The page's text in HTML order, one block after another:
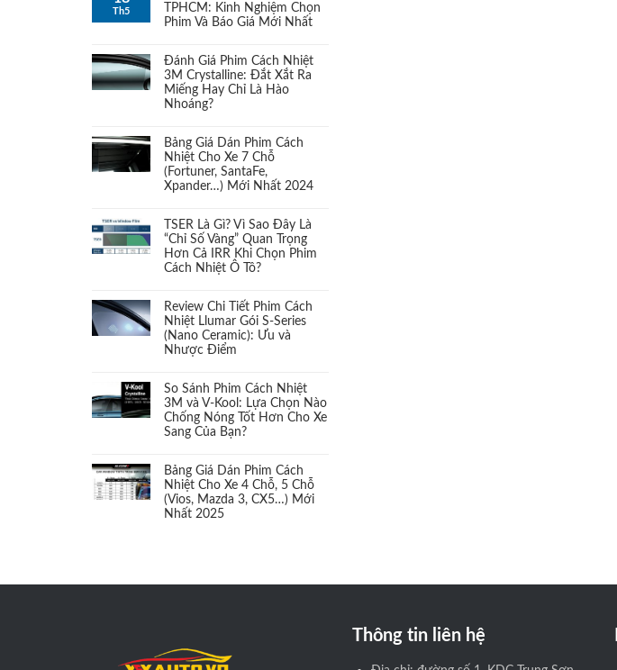
Bơm (1)
Bóng đèn LED (1)
Bóng đèn Xeon
Broquet In-Line Top Fueller UK
Các gói độ đèn (1)
Các thiết bị khác (1)
Cảm biến áp suất Lốp (1)
Cảm biến chân ga
Camera 360 (1)
Camera cặp lề
Camera hành trình (2)
Càng chữ A
Th5
TPHCM: Kinh Nghiệm Chọn
Phim Và Báo Giá Mới Nhất
Đánh Giá Phim Cách Nhiệt
3M Crystalline: Đắt Xắt Ra
Miếng Hay Chỉ Là Hào
Nhoáng?
Bảng Giá Dán Phim Cách
Nhiệt Cho Xe 7 Chỗ
(Fortuner, SantaFe,
Xpander…) Mới Nhất 2024
TSER Là Gì? Vì Sao Đây Là
“Chỉ Số Vàng” Quan Trọng
Hơn Cả IRR Khi Chọn Phim
Cách Nhiệt Ô Tô?
Review Chi Tiết Phim Cách
Nhiệt Llumar Gói S-Series
(Nano Ceramic): Ưu và
Nhược Điểm
So Sánh Phim Cách Nhiệt
3M và V-Kool: Lựa Chọn Nào
Chống Nóng Tốt Hơn Cho Xe
Sang Của Bạn?
Bảng Giá Dán Phim Cách
Nhiệt Cho Xe 4 Chỗ, 5 Chỗ
(Vios, Mazda 3, CX5…) Mới
Nhất 2025
Thông tin liên hệ